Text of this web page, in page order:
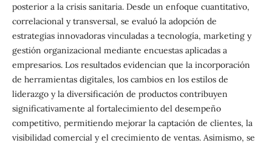
posterior a la crisis sanitaria. Desde un enfoque cuantitativo,
correlacional y transversal, se evaluó la adopción de
estrategias innovadoras vinculadas a tecnología, marketing y
gestión organizacional mediante encuestas aplicadas a
empresarios. Los resultados evidencian que la incorporación
de herramientas digitales, los cambios en los estilos de
liderazgo y la diversificación de productos contribuyen
significativamente al fortalecimiento del desempeño
competitivo, permitiendo mejorar la captación de clientes, la
visibilidad comercial y el crecimiento de ventas. Asimismo, se